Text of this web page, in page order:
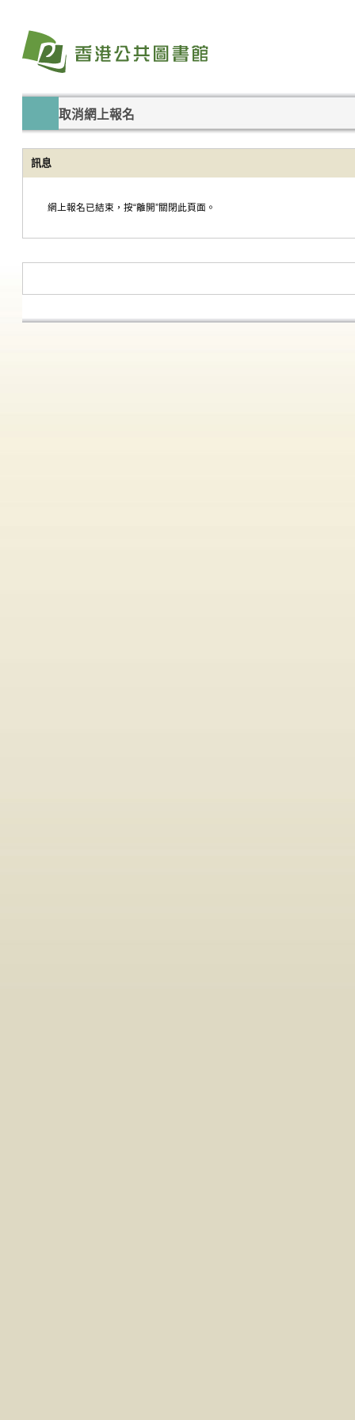
取消網上報名
訊息
網上報名已結束，按“離開”關閉此頁面。